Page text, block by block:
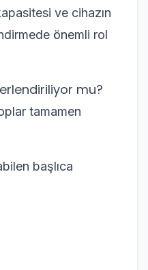
ve cihazın
önemli rol
mu?
tamamen
başlıca